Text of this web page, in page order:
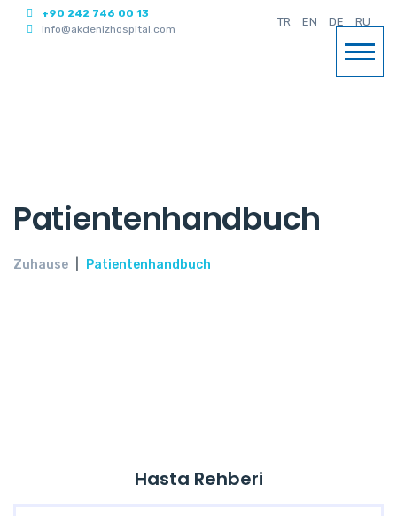
+90 242 746 00 13
info@akdenizhospital.com
TR EN DE RU
Patientenhandbuch
Zuhause Patientenhandbuch
Hasta Rehberi